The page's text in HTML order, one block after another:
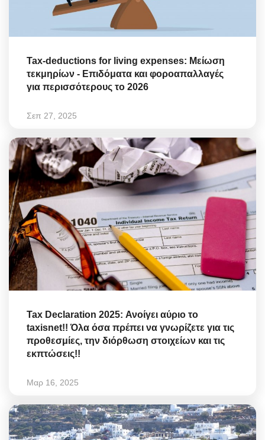
Tax-deductions for living expenses: Μείωση
τεκμηρίων - Επιδόματα και φοροαπαλλαγές
για περισσότερους το 2026
Σεπ 27, 2025
Tax Declaration 2025: Ανοίγει αύριο το
taxisnet!! Όλα όσα πρέπει να γνωρίζετε για τις
προθεσμίες, την διόρθωση στοιχείων και τις
εκπτώσεις!!
Μαρ 16, 2025